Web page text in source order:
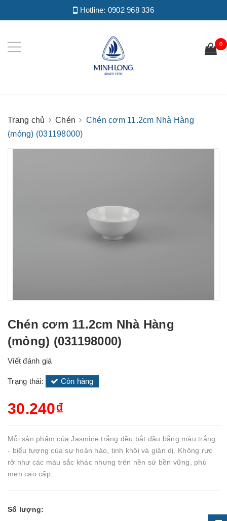
Hotline: 0902 968 336
0
Trang chủ Chén
Chén cơm 11.2cm Nhà Hàng
(mỏng) (031198000)
Chén cơm 11.2cm Nhà Hàng
(mỏng) (031198000)
Viết đánh giá
Trạng thái: Còn hàng
30.240₫
Mỗi sản phẩm của Jasmine trắng đều bắt đầu bằng màu trắng
- biểu tượng của sự hoàn hảo, tinh khôi và giản dị. Không rực
rỡ như các màu sắc khác nhưng trên nền sứ bền vững, phủ
men cao cấp...
Số lượng: